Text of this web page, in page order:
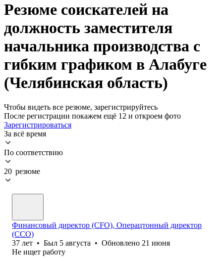
Резюме соискателей на
должность заместителя
начальника производства с
гибким графиком в Алабуге
(Челябинская область)
Чтобы видеть все резюме, зарегистрируйтесь
После регистрации покажем ещё 12 и откроем фото
Зарегистрироваться
За всё время
По соответствию
20 резюме
Финансовый директор (CFO), Операцтонный директор
(ССО)
37 лет • Был 5 августа • Обновлено 21 июня
Не ищет работу